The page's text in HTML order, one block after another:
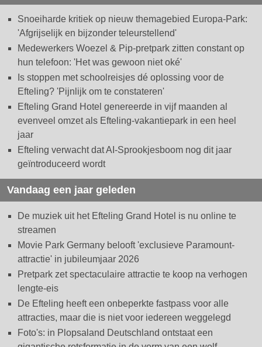
Snoeiharde kritiek op nieuw themagebied Europa-Park:
'Afgrijselijk en bijzonder teleurstellend'
Medewerkers Woezel & Pip-pretpark zitten constant op
hun telefoon: 'Het was gewoon niet oké'
Is stoppen met schoolreisjes dé oplossing voor de
Efteling? 'Pijnlijk om te constateren'
Efteling Grand Hotel genereerde in vijf maanden al
evenveel omzet als Efteling-vakantiepark in een heel
jaar
Efteling verwacht dat AI-Sprookjesboom nog dit jaar
geïntroduceerd wordt
Vandaag een jaar geleden
De muziek uit het Efteling Grand Hotel is nu online te
streamen
Movie Park Germany belooft 'exclusieve Paramount-
attractie' in jubileumjaar 2026
Pretpark zet spectaculaire attractie te koop na verhogen
lengte-eis
De Efteling heeft een onbeperkte fastpass voor alle
attracties, maar die is niet voor iedereen weggelegd
Foto's: in Plopsaland Deutschland ontstaat een